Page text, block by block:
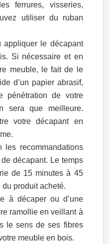
ferrures, visseries,
utiliser du ruban
appliquer le décapant
Si nécessaire et en
meuble, le fait de le
d’un papier abrasif,
pénétration de votre
sera que meilleure.
votre décapant en
les recommandations
décapant. Le temps
de 15 minutes à 45
produit acheté.
à décaper ou d’une
ramollie en veillant à
le sens de ses fibres
meuble en bois.